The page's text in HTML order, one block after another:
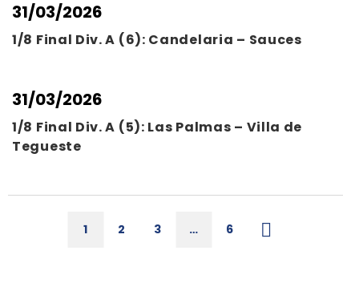
31/03/2026
1/8 Final Div. A (6): Candelaria – Sauces
31/03/2026
1/8 Final Div. A (5): Las Palmas – Villa de
Tegueste
1 2 3 … 6